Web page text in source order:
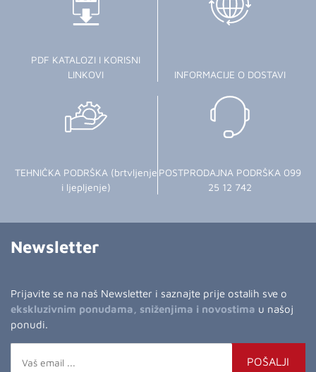
PDF KATALOZI I KORISNI
LINKOVI
INFORMACIJE O DOSTAVI
TEHNIČKA PODRŠKA (brtvljenje
i ljepljenje)
POSTPRODAJNA PODRŠKA 099
25 12 742
Newsletter
Prijavite se na naš Newsletter i saznajte prije ostalih sve o
ekskluzivnim ponudama, sniženjima i novostima u našoj
ponudi.
POŠALJI